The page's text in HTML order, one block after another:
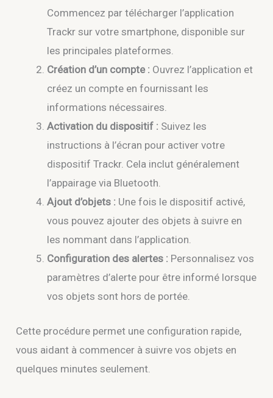
Commencez par télécharger l’application
Trackr sur votre smartphone, disponible sur
les principales plateformes.
Création d’un compte : Ouvrez l’application et
créez un compte en fournissant les
informations nécessaires.
Activation du dispositif : Suivez les
instructions à l’écran pour activer votre
dispositif Trackr. Cela inclut généralement
l’appairage via Bluetooth.
Ajout d’objets : Une fois le dispositif activé,
vous pouvez ajouter des objets à suivre en
les nommant dans l’application.
Configuration des alertes : Personnalisez vos
paramètres d’alerte pour être informé lorsque
vos objets sont hors de portée.
Cette procédure permet une configuration rapide,
vous aidant à commencer à suivre vos objets en
quelques minutes seulement.